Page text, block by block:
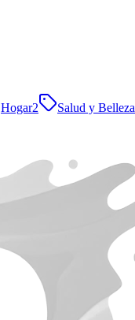
Hogar2 Salud y Belleza